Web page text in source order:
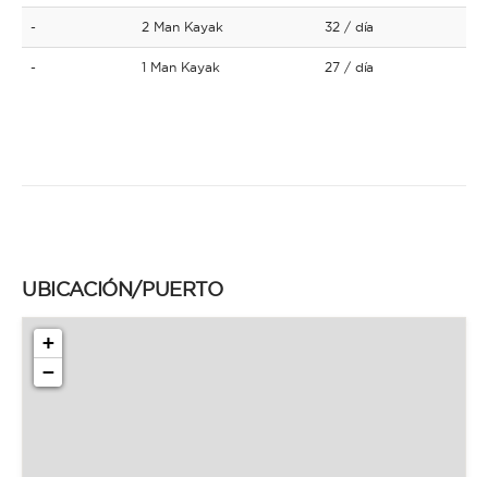
- 2 Man Kayak 32 / día
- 1 Man Kayak 27 / día
UBICACIÓN/PUERTO
+
−